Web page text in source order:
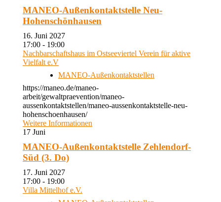
MANEO-Außenkontaktstelle Neu-
Hohenschönhausen
16. Juni 2027
17:00 - 19:00
Nachbarschaftshaus im Ostseeviertel Verein für aktive
Vielfalt e.V
MANEO-Außenkontaktstellen
https://maneo.de/maneo-
arbeit/gewaltpraevention/maneo-
aussenkontaktstellen/maneo-aussenkontaktstelle-neu-
hohenschoenhausen/
Weitere Informationen
17 Juni
MANEO-Außenkontaktstelle Zehlendorf-
Süd (3. Do)
17. Juni 2027
17:00 - 19:00
Villa Mittelhof e.V.